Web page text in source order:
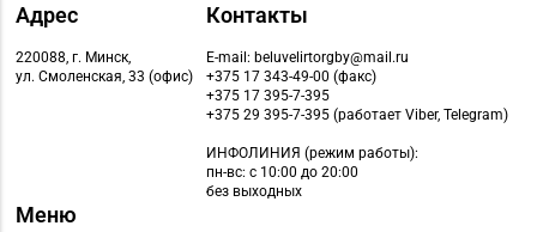
Адрес
220088, г. Минск,
ул. Смоленская, 33 (офис)
Контакты
E-mail: beluvelirtorgby@mail.ru
+375 17 343-49-00 (факс)
+375 17 395-7-395
+375 29 395-7-395 (работает Viber, Telegram)
ИНФОЛИНИЯ (режим работы):
пн-вс: с 10:00 до 20:00
без выходных
Меню